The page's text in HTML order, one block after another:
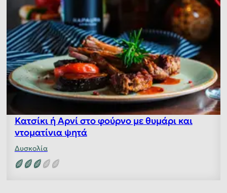
Κατσίκι ή Αρνί στο φούρνο με θυμάρι και
ντοματίνια ψητά
Δυσκολία